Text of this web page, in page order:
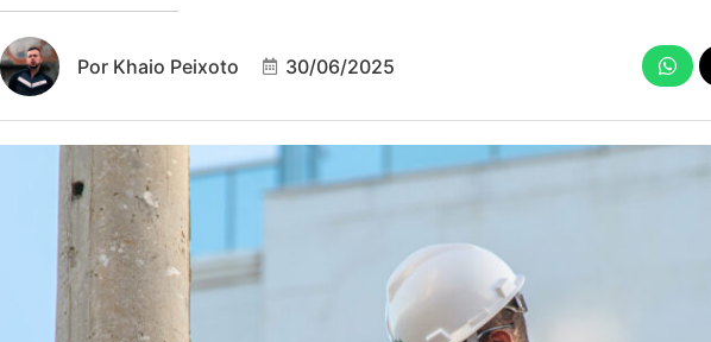
Por Khaio Peixoto 30/06/2025